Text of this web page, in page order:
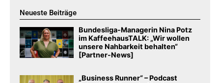
Neueste Beiträge
Bundesliga-Managerin Nina Potz
im KaffeehausTALK: „Wir wollen
unsere Nahbarkeit behalten“
[Partner-News]
„Business Runner“ – Podcast